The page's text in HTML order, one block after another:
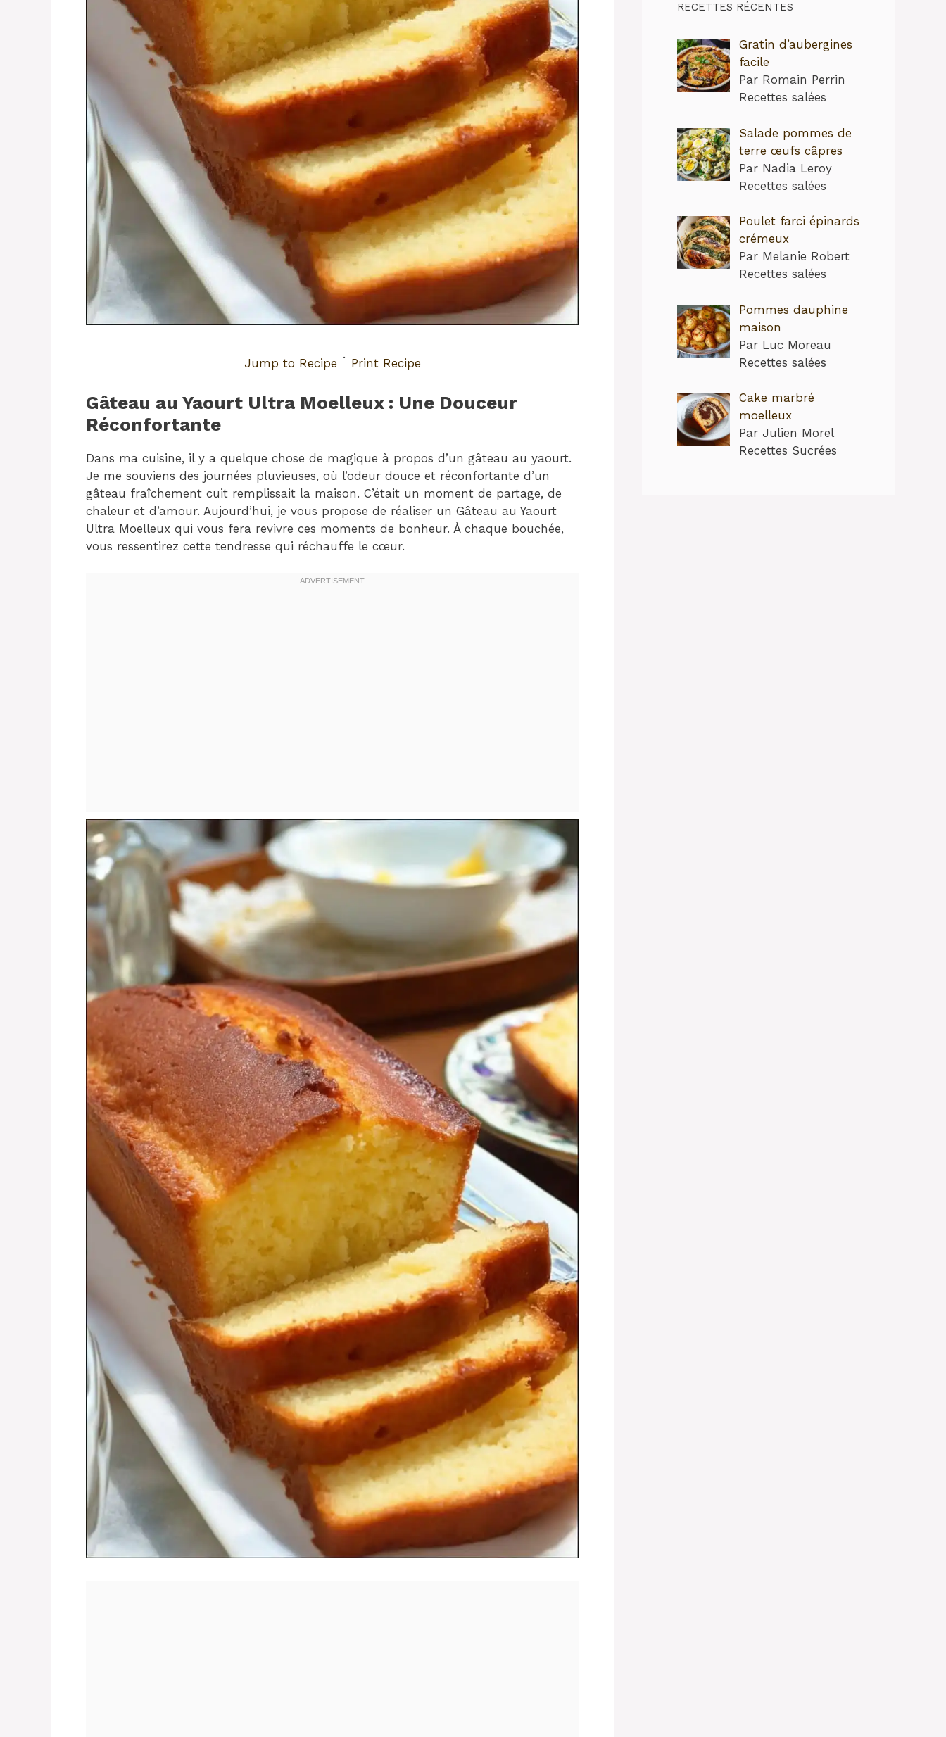
Jump to Recipe · Print Recipe
Gâteau au Yaourt Ultra Moelleux : Une Douceur
Réconfortante
Dans ma cuisine, il y a quelque chose de magique à propos d’un gâteau au yaourt.
Je me souviens des journées pluvieuses, où l’odeur douce et réconfortante d’un
gâteau fraîchement cuit remplissait la maison. C’était un moment de partage, de
chaleur et d’amour. Aujourd’hui, je vous propose de réaliser un Gâteau au Yaourt
Ultra Moelleux qui vous fera revivre ces moments de bonheur. À chaque bouchée,
vous ressentirez cette tendresse qui réchauffe le cœur.
RECETTES RÉCENTES
Gratin d’aubergines
facile
Par Romain Perrin
Recettes salées
Salade pommes de
terre œufs câpres
Par Nadia Leroy
Recettes salées
Poulet farci épinards
crémeux
Par Melanie Robert
Recettes salées
Pommes dauphine
maison
Par Luc Moreau
Recettes salées
Cake marbré
moelleux
Par Julien Morel
Recettes Sucrées